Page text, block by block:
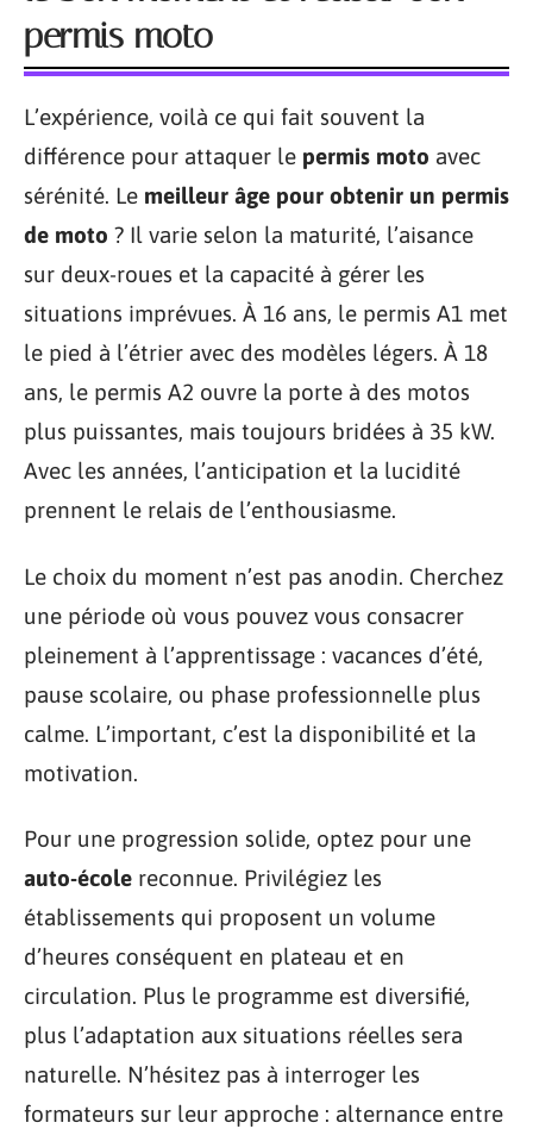
permis moto
L’expérience, voilà ce qui fait souvent la
différence pour attaquer le permis moto avec
sérénité. Le meilleur âge pour obtenir un permis
de moto ? Il varie selon la maturité, l’aisance
sur deux-roues et la capacité à gérer les
situations imprévues. À 16 ans, le permis A1 met
le pied à l’étrier avec des modèles légers. À 18
ans, le permis A2 ouvre la porte à des motos
plus puissantes, mais toujours bridées à 35 kW.
Avec les années, l’anticipation et la lucidité
prennent le relais de l’enthousiasme.
Le choix du moment n’est pas anodin. Cherchez
une période où vous pouvez vous consacrer
pleinement à l’apprentissage : vacances d’été,
pause scolaire, ou phase professionnelle plus
calme. L’important, c’est la disponibilité et la
motivation.
Pour une progression solide, optez pour une
auto-école reconnue. Privilégiez les
établissements qui proposent un volume
d’heures conséquent en plateau et en
circulation. Plus le programme est diversifié,
plus l’adaptation aux situations réelles sera
naturelle. N’hésitez pas à interroger les
formateurs sur leur approche : alternance entre